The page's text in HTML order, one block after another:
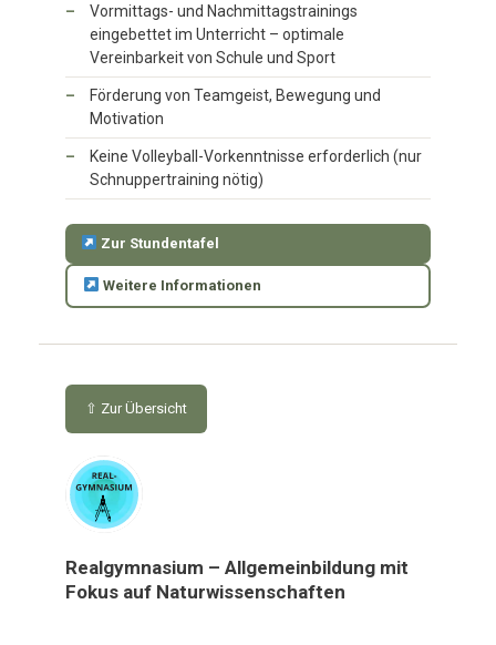
Vormittags- und Nachmittagstrainings
eingebettet im Unterricht – optimale
Vereinbarkeit von Schule und Sport
Förderung von Teamgeist, Bewegung und
Motivation
Keine Volleyball-Vorkenntnisse erforderlich (nur
Schnuppertraining nötig)
Zur Stundentafel
Weitere Informationen
⇧ Zur Übersicht
Realgymnasium – Allgemeinbildung mit
Fokus auf Naturwissenschaften